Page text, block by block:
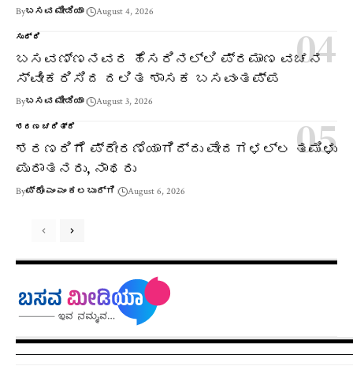
Byಬಸವ ಮೀಡಿಯಾ August 4, 2026
ಸುದ್ದಿ
ಬಸವಣ್ಣನವರ ಹೆಸರಿನಲ್ಲಿ ಪ್ರಮಾಣ ವಚನ
ಸ್ವೀಕರಿಸಿದ ದಲಿತ ಶಾಸಕ ಬಸವಂತಪ್ಪ
Byಬಸವ ಮೀಡಿಯಾ August 3, 2026
ಶರಣ ಚರಿತ್ರೆ
ಶರಣರಿಗೆ ಪ್ರೇರಣೆಯಾಗಿದ್ದು ವೇದಗಳಲ್ಲ ತಮಿಳು
ಪುರಾತನರು, ನಾಥರು
Byಪ್ರೊ ಎಂ ಎಂ ಕಲಬುರ್ಗಿ August 6, 2026